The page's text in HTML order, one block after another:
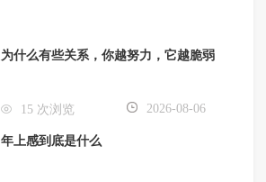
为什么有些关系，你越努力，它越脆弱
15 次浏览 2026-08-06
年上感到底是什么